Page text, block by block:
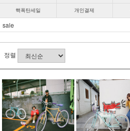
핵폭탄세일 개인결제
sale
정렬